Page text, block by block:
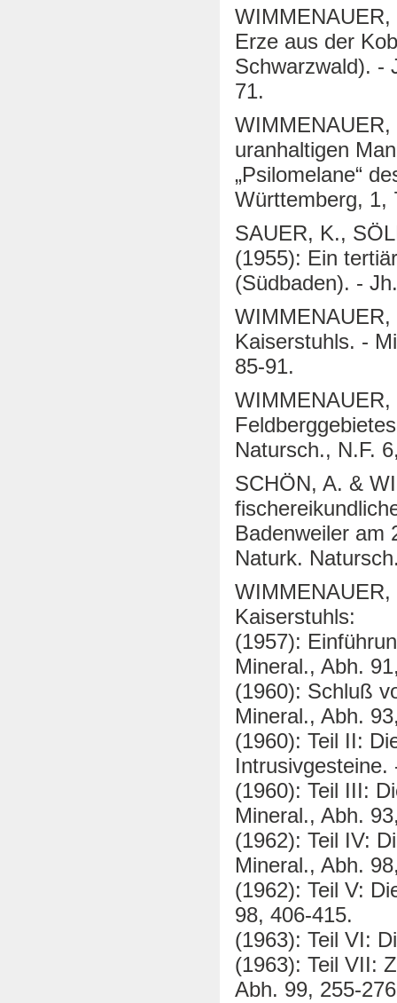
WIMMENAUER,
Erze aus der
Schwarzwald). -
71.
uranhaltigen
„Psilomelane“
Württemberg, 1,
SAUER, K.,
(1955): Ein
(Südbaden). -
WIMMENAUER,
Kaiserstuhls. -
85-91.
Natursch., N.F.
SCHÖN, A. &
Badenweiler am
Naturk.
Kaiserstuhls:
(1957):
Mineral., Abh.
(1960): Schluß
Mineral., Abh.
(1960): Teil II:
(1960): Teil III:
Mineral., Abh.
(1962): Teil IV:
Mineral., Abh.
(1962): Teil V:
98, 406-415.
(1963): Teil VI:
(1963): Teil VII:
Abh. 99, 255-